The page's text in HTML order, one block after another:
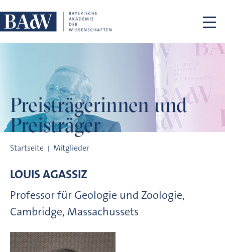
Preisträgerinnen und
Preisträger
Startseite Mitglieder
LOUISAGASSIZ
Professor für Geologie und Zoologie,
Cambridge, Massachussets